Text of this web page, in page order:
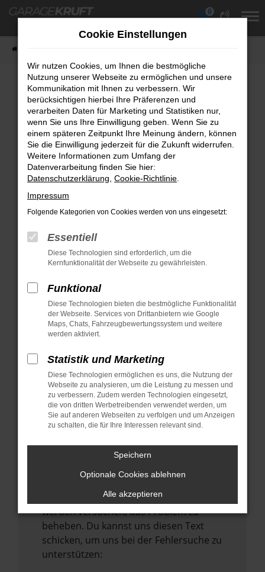
Zum
0
Fehler: Network Error
Beim Laden ist ein Fehler aufgetreten.
Hier sind ein paar Tipps, die dir helfen können:
Überprüfe deine Firewall und deine
Internetverbindung.
Laden andere Webseiten, zum Beispiel
deine Suchmaschine?
Manche Erweiterungen, wie Werbeblocker,
können das Laden bestimmter Seiten
verhindern. Funktioniert die Seite in einem
anderen Browser oder in einem privaten
Fenster?
Starte dein Gerät neu.
Das kann manchmal helfen,
Stelle sicher, dass dein Browser und dein
Betriebssystem auf dem neuesten Stand
sind.
Veraltete Software birgt nicht nur ein
Sicherheitsrisiko, sondern kann auch dazu
mehr unterstützt werden.
Wende dich an den Webseitenbetreiber.
Wenn du alle oben genannten Schritte
versucht hast, kontaktiere uns bitte. Wir
werden versuchen, das Problem zu
beheben. Du kannst uns diesen Text
schicken, um uns bei der Fehlersuche zu
unterstützen:
Cookie Einstellungen
Wir nutzen Cookies, um Ihnen die bestmögliche
Nutzung unserer Webseite zu ermöglichen und unsere
Kommunikation mit Ihnen zu verbessern. Wir
berücksichtigen hierbei Ihre Präferenzen und
verarbeiten Daten für Marketing und Statistiken nur,
wenn Sie uns Ihre Einwilligung geben. Wenn Sie zu
einem späteren Zeitpunkt Ihre Meinung ändern, können
Sie die Einwilligung jederzeit für die Zukunft widerrufen.
Weitere Informationen zum Umfang der
Datenverarbeitung finden Sie hier:
Datenschutzerklärung Cookie-Richtlinie
Impressum
Folgende Kategorien von Cookies werden von uns eingesetzt:
Essentiell
Diese Technologien sind erforderlich, um die
Kernfunktionalität der Webseite zu gewährleisten.
Funktional
Diese Technologien bieten die bestmögliche Funktionalität
der Webseite. Services von Drittanbietern wie Google
Maps, Chats, Fahrzeugbewertungssystem und weitere
werden aktiviert.
Statistik und Marketing
Diese Technologien ermöglichen es uns, die Nutzung der
Webseite zu analysieren, um die Leistung zu messen und
zu verbessern. Zudem werden Technologien eingesetzt,
die von dritten Werbetreibenden verwendet werden, um
Sie auf anderen Webseiten zu verfolgen und um Anzeigen
zu schalten, die für Ihre Interessen relevant sind.
Speichern
Optionale Cookies ablehnen
Alle akzeptieren